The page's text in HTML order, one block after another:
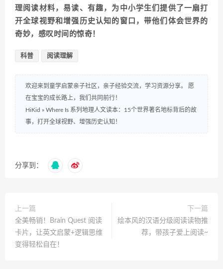
理阅读材料，易读、有趣，为中小学生们提供了一扇打
开全球视野和增强历史认知的窗口，带他们体会世界的
奇妙，感叹时间的惊奇！
科普 阅读理解
欢迎来到童学启蒙亲子社区，亲子经验交流，学习资源分享。 愿
在宝宝的成长路上，我们共同前行！
HiKid » Where Is 系列地理人文读本：15个世界著名地标背后的故
事，打开全球视野、增强历史认知！
分享到：
上一篇
全美畅销！Brain Quest 阅读
卡片，让英文启蒙+逻辑思维
变得轻松自在！
下一篇
绘本风的汉语分级阅读读物推
荐，带孩子爱上阅读~